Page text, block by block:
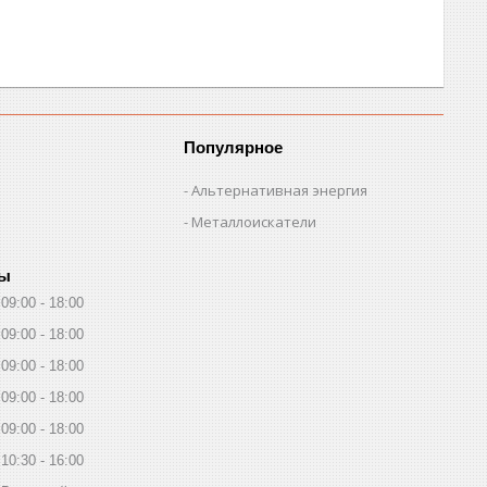
Популярное
Альтернативная энергия
Металлоискатели
09:00
18:00
09:00
18:00
09:00
18:00
09:00
18:00
09:00
18:00
10:30
16:00